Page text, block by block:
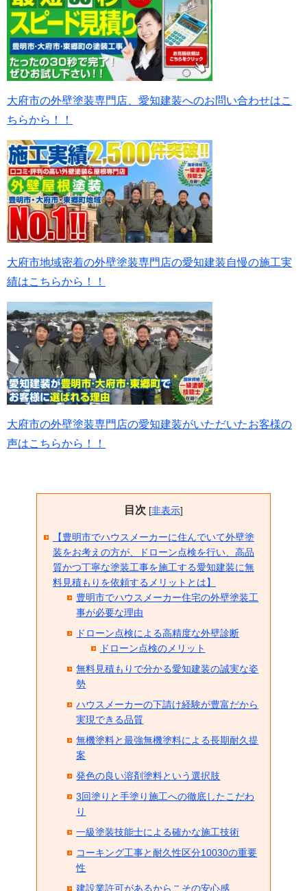
大府市の外壁塗装専門店、愛知建装へのお問い合わせはこ
ちらから！！
大府市地域密着の外壁塗装専門店の愛知建装自慢の施工実
績はこちらから！！
大府市の外壁塗装専門店の愛知建装がいただいたお客様の
声はこちらから！！
目次 [非表示]
【豊明市でハウスメーカーに住んでいて外壁塗
装をお考えの方が、ドローン点検を行い、高品
質かつ丁寧な塗装工事を施工する愛知建装に無
料見積もりを依頼するメリットとは】
豊明市でハウスメーカー住宅の外壁塗装工
事が必要な理由
ドローン点検による高精度な外壁診断
ドローン点検のメリット
無料見積もりで分かる愛知建装の誠実な姿
勢
ハウスメーカーの下請け経験が豊富だから
実現できる品質
無機塗料と最強無機塗料による長期耐久提
案
発色の良い溶剤塗料という選択肢
3回塗りと手塗り施工への徹底したこだわ
り
一級塗装技能士による確かな施工技術
コーキング工事と耐久性区分10030の重要
性
建設業許可があるからこその安心感